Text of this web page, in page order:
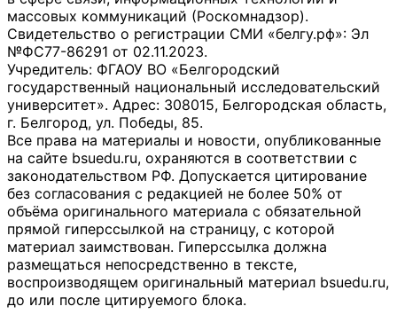
массовых коммуникаций (Роскомнадзор).
Свидетельство о регистрации СМИ «белгу.рф»: Эл
№ФС77-86291 от 02.11.2023.
Учредитель: ФГАОУ ВО «Белгородский
государственный национальный исследовательский
университет». Адрес: 308015, Белгородская область,
г. Белгород, ул. Победы, 85.
Все права на материалы и новости, опубликованные
на сайте bsuedu.ru, охраняются в соответствии с
законодательством РФ. Допускается цитирование
без согласования с редакцией не более 50% от
объёма оригинального материала с обязательной
прямой гиперссылкой на страницу, с которой
материал заимствован. Гиперссылка должна
размещаться непосредственно в тексте,
воспроизводящем оригинальный материал bsuedu.ru,
до или после цитируемого блока.